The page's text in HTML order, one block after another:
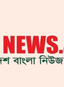
থেকে গ্রেপ্তার পাঁচজন